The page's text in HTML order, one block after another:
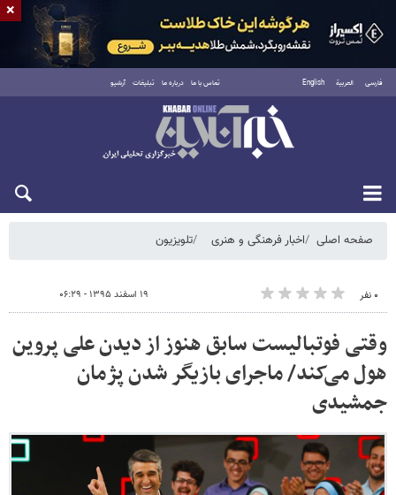
فارسی العربية English تماس با ما درباره ما تبلیغات آرشیو
شنبه ۱۷ مرداد ۱۴۰۵
صفحه اصلی اخبار فرهنگی و هنری تلویزیون
۰ نفر ۱۹ اسفند ۱۳۹۵ - ۰۶:۲۹
وقتی فوتبالیست سابق هنوز از دیدن علی پروین
هول می‌کند/ ماجرای بازیگر شدن پژمان
جمشیدی
×